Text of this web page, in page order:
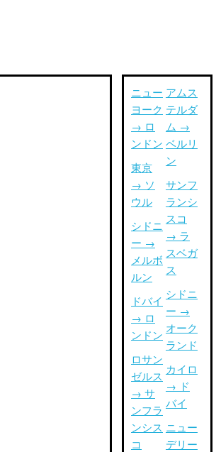
ニュー
ヨーク
→ ロ
ンドン
東京
→ ソ
ウル
シドニ
ー →
メルボ
ルン
ドバイ
→ ロ
ンドン
ロサン
ゼルス
→ サ
ンフラ
ンシス
コ
アムス
テルダ
ム →
ベルリ
ン
サンフ
ランシ
スコ
→ ラ
スベガ
ス
シドニ
ー →
オーク
ランド
カイロ
→ ド
バイ
ニュー
デリー